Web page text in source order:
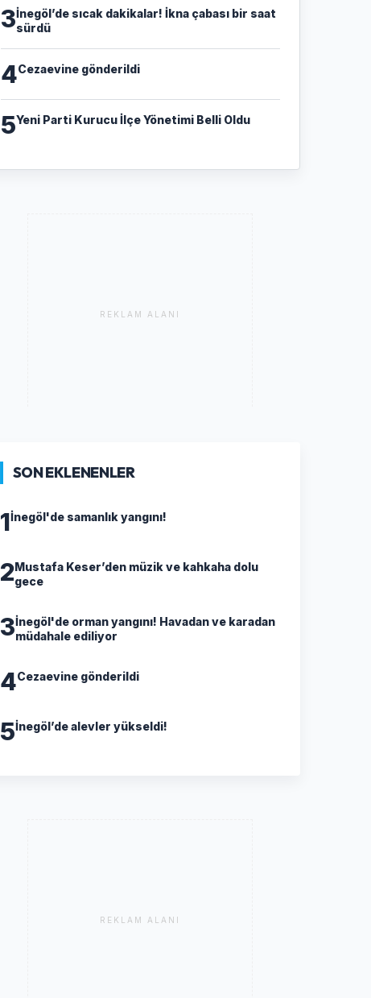
3İnegöl’de sıcak dakikalar! İkna çabası bir saat
sürdü
4Cezaevine gönderildi
5Yeni Parti Kurucu İlçe Yönetimi Belli Oldu
REKLAM ALANI
SON EKLENENLER
1İnegöl'de samanlık yangını!
2Mustafa Keser’den müzik ve kahkaha dolu
gece
3İnegöl'de orman yangını! Havadan ve karadan
müdahale ediliyor
4Cezaevine gönderildi
5İnegöl’de alevler yükseldi!
REKLAM ALANI